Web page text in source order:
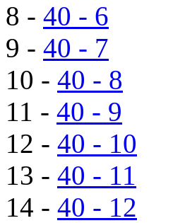
8 - 40 - 6
9 - 40 - 7
10 - 40 - 8
11 - 40 - 9
12 - 40 - 10
13 - 40 - 11
14 - 40 - 12